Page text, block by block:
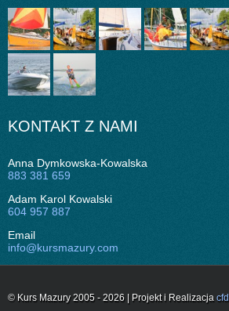
KONTAKT Z NAMI
Anna Dymkowska-Kowalska
883 381 659
Adam Karol Kowalski
604 957 887
Email
info@kursmazury.com
© Kurs Mazury 2005 - 2026 | Projekt i Realizacja